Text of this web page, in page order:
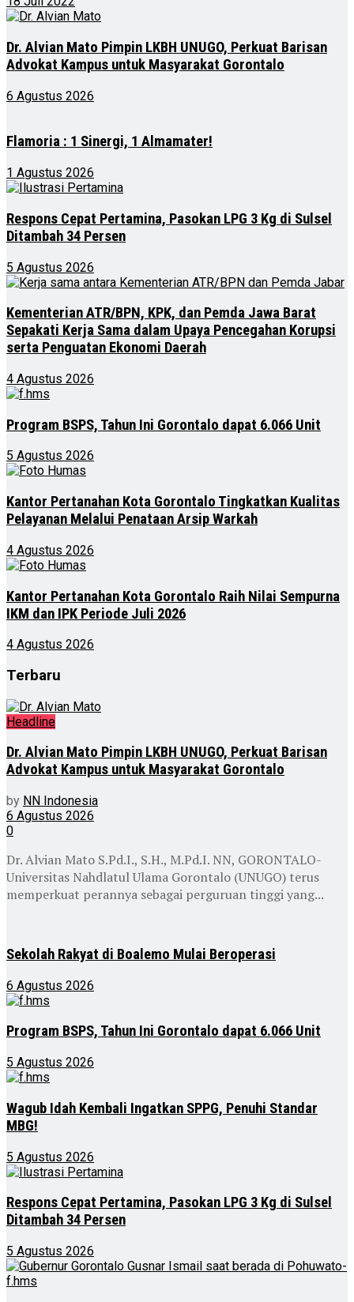
Dr. Alvian Mato Pimpin LKBH UNUGO, Perkuat Barisan
Advokat Kampus untuk Masyarakat Gorontalo
6 Agustus 2026
Flamoria : 1 Sinergi, 1 Almamater!
1 Agustus 2026
Respons Cepat Pertamina, Pasokan LPG 3 Kg di Sulsel
Ditambah 34 Persen
5 Agustus 2026
Kementerian ATR/BPN, KPK, dan Pemda Jawa Barat
Sepakati Kerja Sama dalam Upaya Pencegahan Korupsi
serta Penguatan Ekonomi Daerah
4 Agustus 2026
Program BSPS, Tahun Ini Gorontalo dapat 6.066 Unit
5 Agustus 2026
Kantor Pertanahan Kota Gorontalo Tingkatkan Kualitas
Pelayanan Melalui Penataan Arsip Warkah
4 Agustus 2026
Kantor Pertanahan Kota Gorontalo Raih Nilai Sempurna
IKM dan IPK Periode Juli 2026
4 Agustus 2026
Terbaru
Headline
Dr. Alvian Mato Pimpin LKBH UNUGO, Perkuat Barisan
Advokat Kampus untuk Masyarakat Gorontalo
by NN Indonesia
6 Agustus 2026
0
Dr. Alvian Mato S.Pd.I., S.H., M.Pd.I. NN, GORONTALO-
Universitas Nahdlatul Ulama Gorontalo (UNUGO) terus
memperkuat perannya sebagai perguruan tinggi yang...
Sekolah Rakyat di Boalemo Mulai Beroperasi
6 Agustus 2026
Program BSPS, Tahun Ini Gorontalo dapat 6.066 Unit
5 Agustus 2026
Wagub Idah Kembali Ingatkan SPPG, Penuhi Standar
MBG!
5 Agustus 2026
Respons Cepat Pertamina, Pasokan LPG 3 Kg di Sulsel
Ditambah 34 Persen
5 Agustus 2026